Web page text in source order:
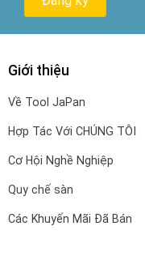
Giới thiệu
Về Tool JaPan
Hợp Tác Với CHÚNG TÔI
Cơ Hội Nghề Nghiệp
Quy chế sàn
Các Khuyến Mãi Đã Bán